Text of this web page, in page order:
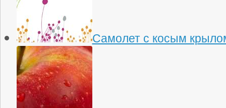
Самолет с косым